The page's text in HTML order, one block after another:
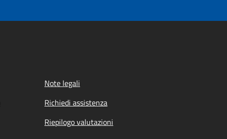
Note legali
Richiedi assistenza
Riepilogo valutazioni